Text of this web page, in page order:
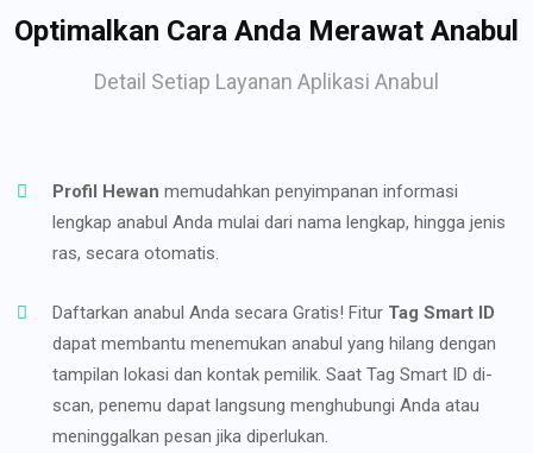
Optimalkan Cara Anda Merawat Anabul
Detail Setiap Layanan Aplikasi Anabul
Profil Hewan memudahkan penyimpanan informasi
lengkap anabul Anda mulai dari nama lengkap, hingga jenis
ras, secara otomatis.
Daftarkan anabul Anda secara Gratis! Fitur Tag Smart ID
dapat membantu menemukan anabul yang hilang dengan
tampilan lokasi dan kontak pemilik. Saat Tag Smart ID di-
scan, penemu dapat langsung menghubungi Anda atau
meninggalkan pesan jika diperlukan.